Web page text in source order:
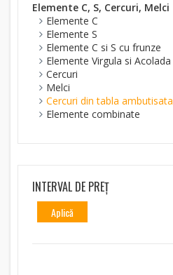
Elemente C, S, Cercuri, Melci
Elemente C
Elemente S
Elemente C si S cu frunze
Elemente Virgula si Acolada
Cercuri
Melci
Cercuri din tabla ambutisata
Elemente combinate
INTERVAL DE PREȚ
Aplică